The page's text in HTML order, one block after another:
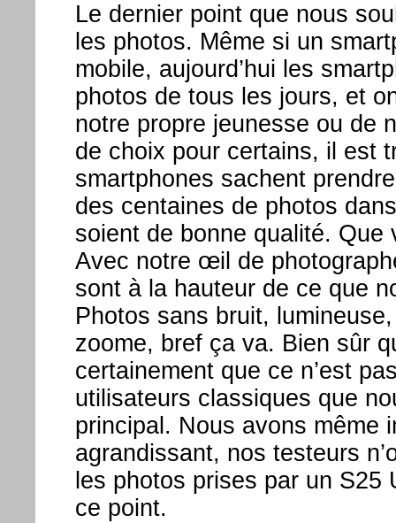
Le dernier point que nous
les photos. Même si un
mobile, aujourd’hui les
photos de tous les jours, et
notre propre jeunesse ou de
de choix pour certains, il est
smartphones sachent
des centaines de photos
soient de bonne qualité.
Avec notre œil de
sont à la hauteur de ce que
Photos sans bruit,
zoome, bref ça va. Bien sûr
certainement que ce n’est
utilisateurs classiques que
principal. Nous avons même
agrandissant, nos testeurs
les photos prises par un
ce point.